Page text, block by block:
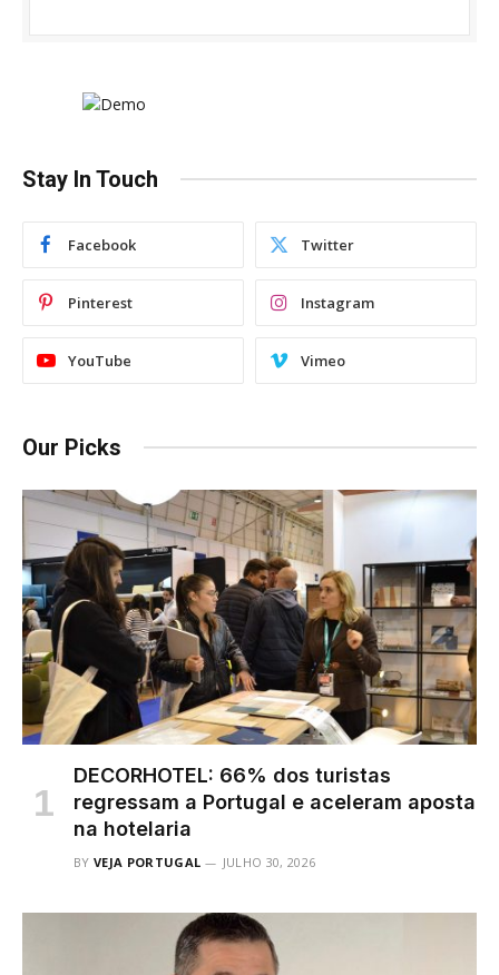
Stay In Touch
Facebook Twitter
Pinterest Instagram
YouTube Vimeo
Our Picks
DECORHOTEL: 66% dos turistas
regressam a Portugal e aceleram aposta
na hotelaria
BY VEJA PORTUGAL JULHO 30, 2026